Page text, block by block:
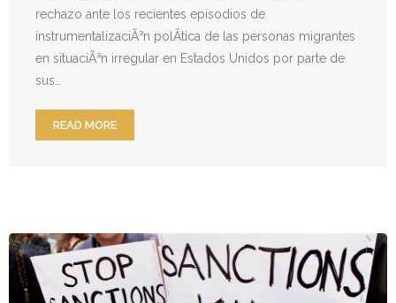
Contacto
Documentación
rechazo ante los recientes episodios de
instrumentalizaciÃ³n polÃ­tica de las personas migrantes
en situaciÃ³n irregular en Estados Unidos por parte de
sus…
READ MORE